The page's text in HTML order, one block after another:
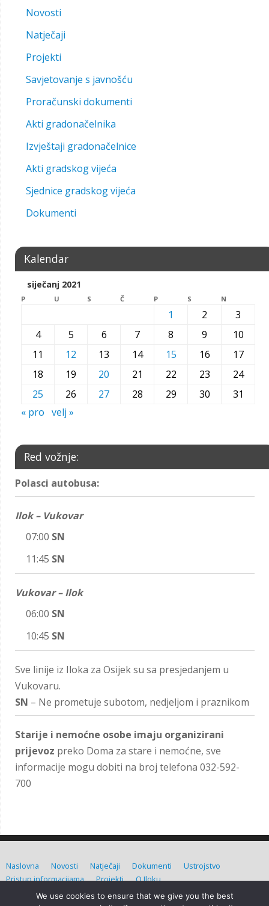
Novosti
Natječaji
Projekti
Savjetovanje s javnošću
Proračunski dokumenti
Akti gradonačelnika
Izvještaji gradonačelnice
Akti gradskog vijeća
Sjednice gradskog vijeća
Dokumenti
Kalendar
siječanj 2021
P U S Č P S N
1 2
3
4
5 6 7 8 9
10
11
12 13 14 15 16
17
18
19 20 21 22 23
24
25
26 27 28 29 30
31
« pro velj »
Red vožnje:
Polasci autobusa:
Ilok – Vukovar
07:00 SN
11:45 SN
Vukovar – Ilok
06:00 SN
10:45 SN
Sve linije iz Iloka za Osijek su sa presjedanjem u
Vukovaru.
SN – Ne prometuje subotom, nedjeljom i praznikom
Starije i nemoćne osobe imaju organizirani
prijevoz preko Doma za stare i nemoćne, sve
informacije mogu dobiti na broj telefona 032-592-
700
Naslovna Novosti Natječaji Dokumenti
Ustrojstvo
Pristup informacijama
Projekti O Iloku
Grad Ilok (C) Sva prava pridržana. Izradio: Admin d.o.o.
We use cookies to ensure that we give you the best